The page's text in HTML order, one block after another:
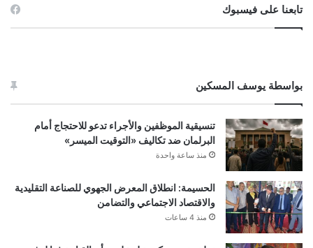
تابعنا على فيسبوك
بواسطة يوسف المسكين
تنسيقية الموظفين والأجراء تدعو للاحتجاج أمام
البرلمان ضد تكاليف «التوقيت الميسر»
منذ ساعة واحدة
الحسيمة: انطلاق المعرض الجهوي للصناعة التقليدية
والاقتصاد الاجتماعي والتضامن
منذ 4 ساعات